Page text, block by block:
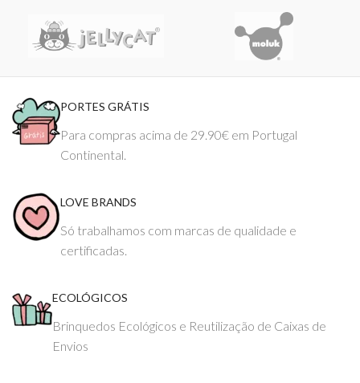
PORTES GRÁTIS
Para compras acima de 29.90€ em Portugal
Continental.
LOVE BRANDS
Só trabalhamos com marcas de qualidade e
certificadas.
ECOLÓGICOS
Brinquedos Ecológicos e Reutilização de Caixas de
Envios